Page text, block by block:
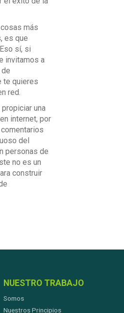
más
es que
sí, si
invitamos a
te quieres
red.
una
internet, por
del
personas de
no es un
construir
NUESTRO TRABAJO
Somos
Nuestros Principios